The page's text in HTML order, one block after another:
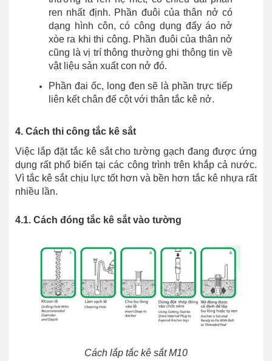
ren nhất định. Phần đuôi của thân nở có
dạng hình côn, có công dụng đẩy áo nở
xòe ra khi thi công. Phần đuôi của thân nở
cũng là vị trí thông thường ghi thông tin về
vật liệu sản xuất con nở đó.
Phần đai ốc, long đen sẽ là phần trực tiếp
liên kết chân đế cột với thân tắc kê nở.
4. Cách thi công tắc kê sắt
Việc lắp đặt tắc kê sắt cho tường gạch đang được ứng
dụng rất phổ biến tại các công trình trên khắp cả nước.
Vì tắc kê sắt chịu lực tốt hơn và bền hơn tắc kê nhựa rất
nhiều lần.
4.1. Cách đóng tắc kê sắt vào tường
Cách lắp tắc kê sắt M10